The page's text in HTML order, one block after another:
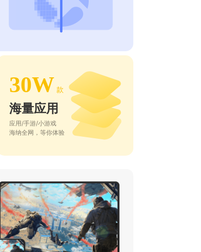
30W 款
海量应用
应用/手游/小游戏
海纳全网，等你体验